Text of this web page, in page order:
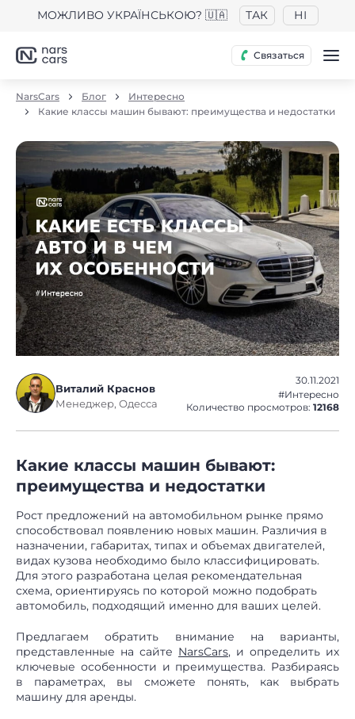
МОЖЛИВО УКРАЇНСЬКОЮ? 🇺🇦 ТАК НІ
Связаться
NarsCars Блог
Интересно
Какие классы машин бывают: преимущества и недостатки
Виталий Краснов
Менеджер, Одесса
30.11.2021
#Интересно
Количество просмотров: 12168
Какие классы машин бывают:
преимущества и недостатки
Рост предложений на автомобильном рынке прямо
способствовал появлению новых машин. Различия в
назначении, габаритах, типах и объемах двигателей,
видах кузова необходимо было классифицировать.
Для этого разработана целая рекомендательная
схема, ориентируясь по которой можно подобрать
автомобиль, подходящий именно для ваших целей.
Предлагаем обратить внимание на варианты,
представленные на сайте NarsCars, и определить их
ключевые особенности и преимущества. Разбираясь
в параметрах, вы сможете понять, как выбрать
машину для аренды.